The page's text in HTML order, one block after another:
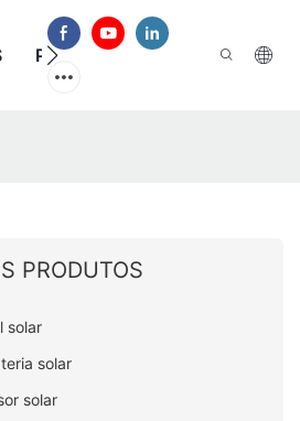
PERGUNTAS FREQUENTES
PRODUTOS
solar
solar
solar